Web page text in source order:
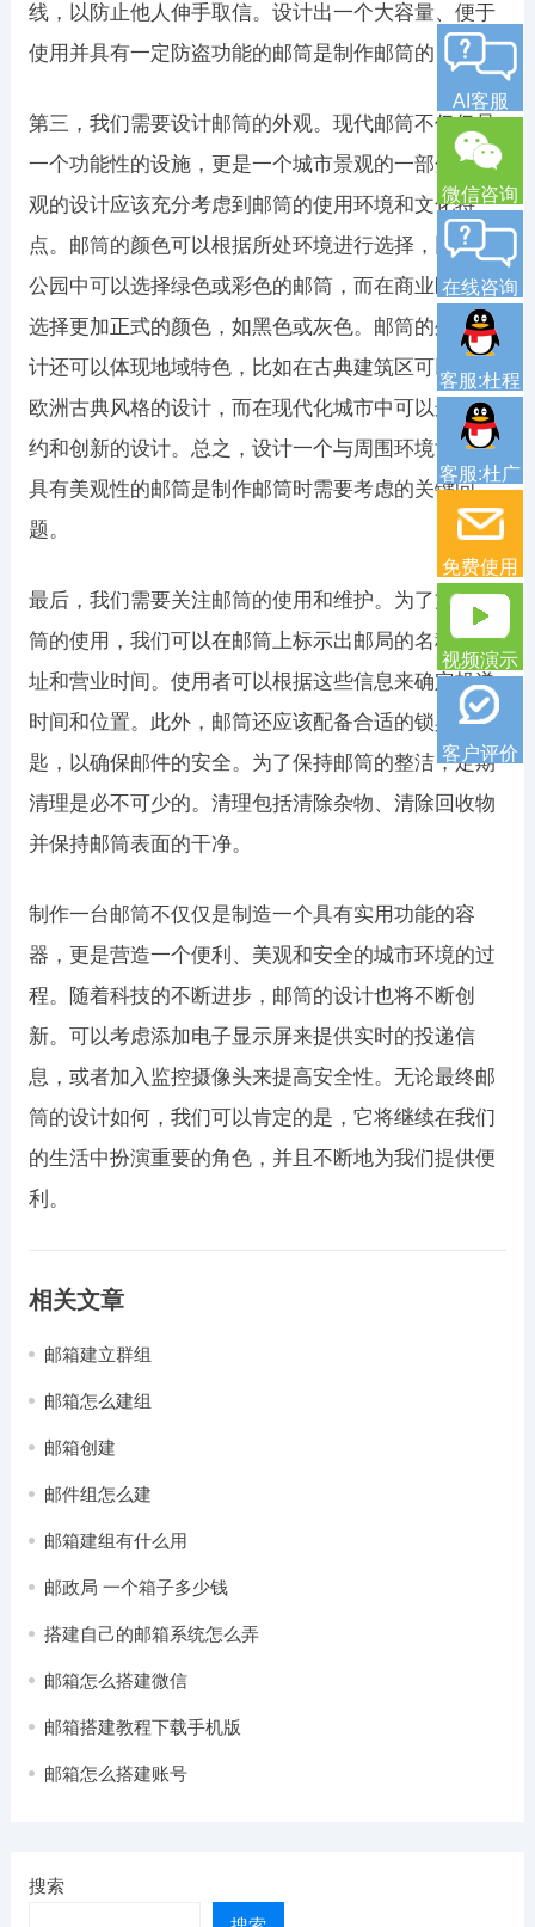
线，以防止他人伸手取信。设计出一个大容量、便于
使用并具有一定防盗功能的邮筒是制作邮筒的目标。
第三，我们需要设计邮筒的外观。现代邮筒不仅仅是
一个功能性的设施，更是一个城市景观的一部分。外
观的设计应该充分考虑到邮筒的使用环境和文化特
点。邮筒的颜色可以根据所处环境进行选择，比如在
公园中可以选择绿色或彩色的邮筒，而在商业区可以
选择更加正式的颜色，如黑色或灰色。邮筒的外观设
计还可以体现地域特色，比如在古典建筑区可以选择
欧洲古典风格的设计，而在现代化城市中可以选择简
约和创新的设计。总之，设计一个与周围环境协调并
具有美观性的邮筒是制作邮筒时需要考虑的关键问
题。
最后，我们需要关注邮筒的使用和维护。为了方便邮
筒的使用，我们可以在邮筒上标示出邮局的名称、地
址和营业时间。使用者可以根据这些信息来确定投递
时间和位置。此外，邮筒还应该配备合适的锁具和钥
匙，以确保邮件的安全。为了保持邮筒的整洁，定期
清理是必不可少的。清理包括清除杂物、清除回收物
并保持邮筒表面的干净。
制作一台邮筒不仅仅是制造一个具有实用功能的容
器，更是营造一个便利、美观和安全的城市环境的过
程。随着科技的不断进步，邮筒的设计也将不断创
新。可以考虑添加电子显示屏来提供实时的投递信
息，或者加入监控摄像头来提高安全性。无论最终邮
筒的设计如何，我们可以肯定的是，它将继续在我们
的生活中扮演重要的角色，并且不断地为我们提供便
利。
相关文章
邮箱建立群组
邮箱怎么建组
邮箱创建
邮件组怎么建
邮箱建组有什么用
邮政局 一个箱子多少钱
搭建自己的邮箱系统怎么弄
邮箱怎么搭建微信
邮箱搭建教程下载手机版
邮箱怎么搭建账号
搜索
AI客服
微信咨询
在线咨询
客服:杜程
客服:杜广
免费使用
视频演示
客户评价